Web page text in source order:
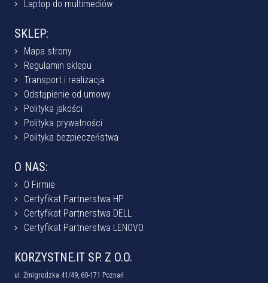
Laptop do multimediów
SKLEP:
Mapa strony
Regulamin sklepu
Transport i realizacja
Odstąpienie od umowy
Polityka jakości
Polityka prywatności
Polityka bezpieczeństwa
O NAS:
O Firmie
Certyfikat Partnerstwa HP
Certyfikat Partnerstwa DELL
Certyfikat Partnerstwa LENOVO
KORZYSTNE.IT SP. Z O.O.
ul. Żmigrodzka 41/49, 60-171 Poznań